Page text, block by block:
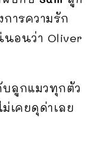
ารความรัก
อนว่า Oliver
บลูกแมวทุกตัว
เคยดุด่าเลย